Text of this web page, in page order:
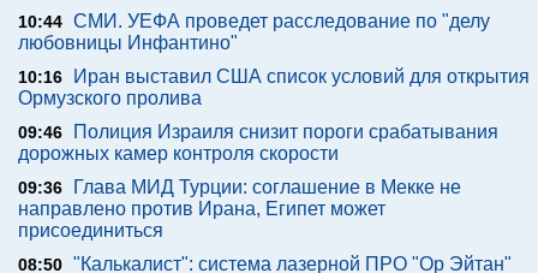
10:44 СМИ. УЕФА проведет расследование по "делу
любовницы Инфантино"
10:16
Иран выставил США список условий для открытия
Ормузского пролива
09:46
Полиция Израиля снизит пороги срабатывания
дорожных камер контроля скорости
09:36
Глава МИД Турции: соглашение в Мекке не
направлено против Ирана, Египет может
присоединиться
08:50 "Калькалист": система лазерной ПРО "Ор Эйтан"